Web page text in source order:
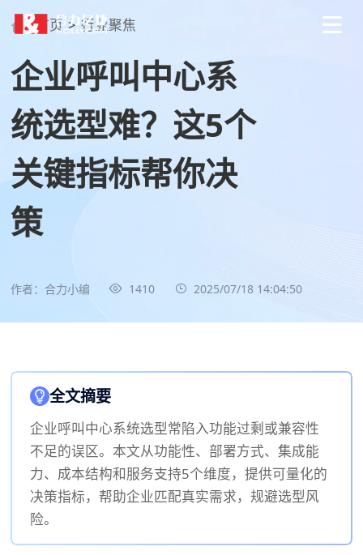
首页 > 行业聚焦
企业呼叫中心系
统选型难？这5个
关键指标帮你决
策
作者：合力小编 1410 2025/07/18 14:04:50
全文摘要
企业呼叫中心系统选型常陷入功能过剩或兼容性
不足的误区。本文从功能性、部署方式、集成能
力、成本结构和服务支持5个维度，提供可量化的
决策指标，帮助企业匹配真实需求，规避选型风
险。